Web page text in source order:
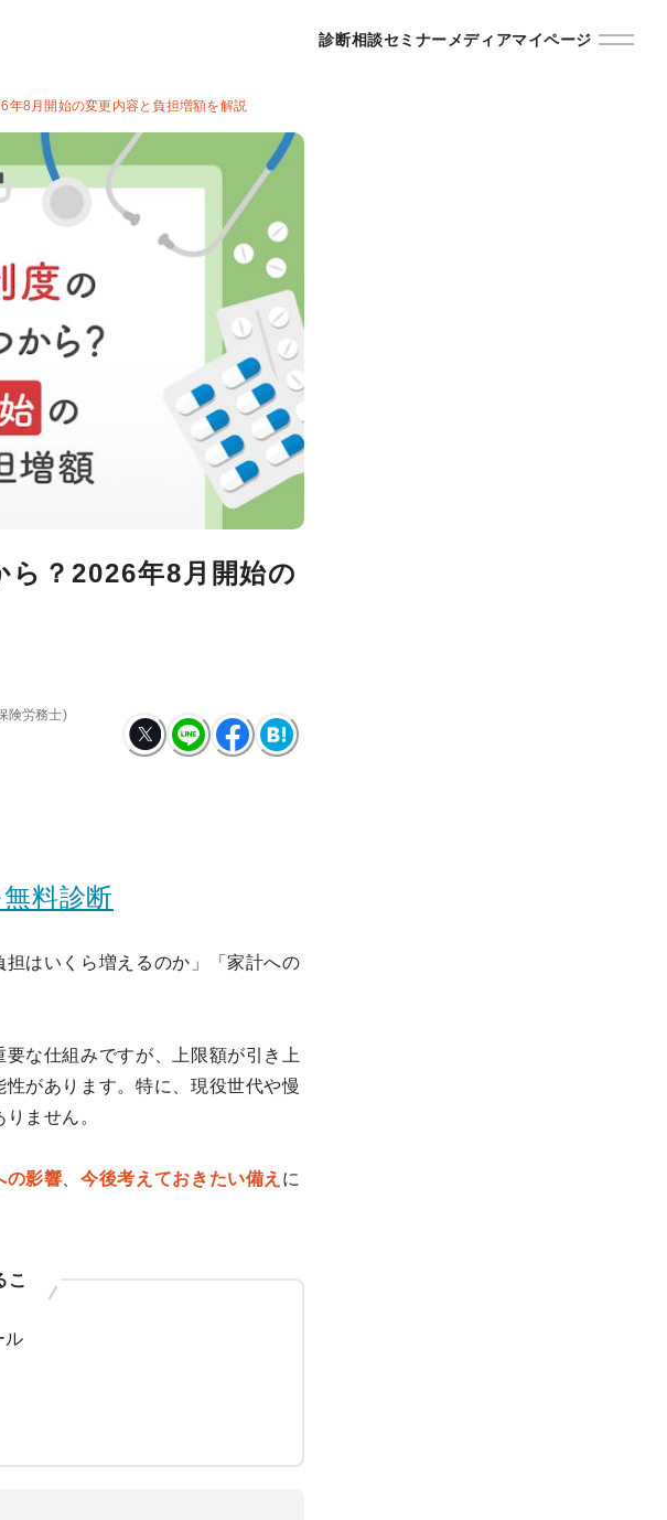
診断相談セミナーメディアマイページ
年8月開始の変更内容と負担増額を解説
ら？2026年8月開始の
険労務士)
料診断
はいくら増えるのか」「家計への
な仕組みですが、上限額が引き上
があります。特に、現役世代や慢
ません。
の影響 、今後考えておきたい備え に
こ
ル